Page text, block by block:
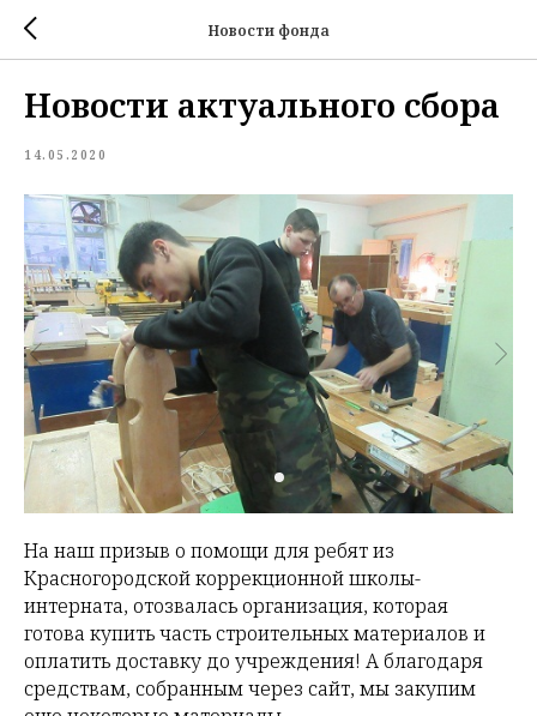
Новости фонда
Новости актуального сбора
14.05.2020
На наш призыв о помощи для ребят из
Красногородской коррекционной школы-
интерната, отозвалась организация, которая
готова купить часть строительных материалов и
оплатить доставку до учреждения! А благодаря
средствам, собранным через сайт, мы закупим